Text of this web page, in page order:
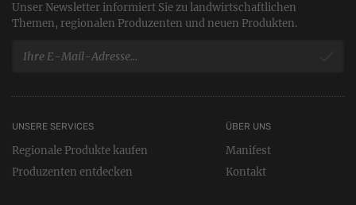
Unser Newsletter informiert Sie zu landwirtschaftlichen
Themen, regionalen Produzenten und neuen Produkten.
UNSERE SERVICES
Regionale Produkte kaufen
Produzenten entdecken
ÜBER UNS
Manifest
Kontakt